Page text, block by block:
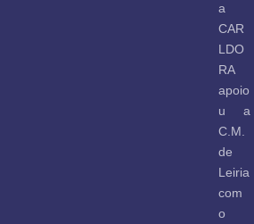
a
CAR
LDO
RA
apoio
u a
C.M.
de
Leiria
com
o